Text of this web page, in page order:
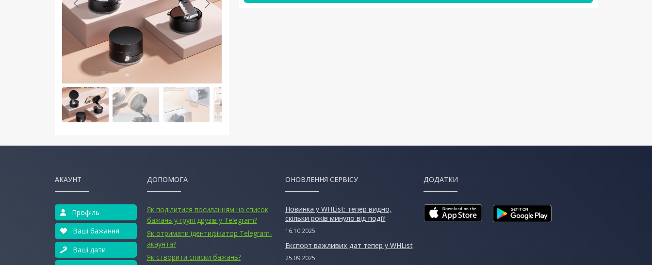
АКАУНТ
Профіль
Ваші бажання
Ваші дати
ДОПОМОГА
Як поділитися посиланням на список
бажань у групі друзів у Telegram?
Як отримати ідентифікатор Telegram-
акаунта?
Як створити списки бажань?
ОНОВЛЕННЯ СЕРВІСУ
Новинка у WHList: тепер видно,
скільки років минуло від події!
16.10.2025
Експорт важливих дат тепер у WHList
25.09.2025
ДОДАТКИ